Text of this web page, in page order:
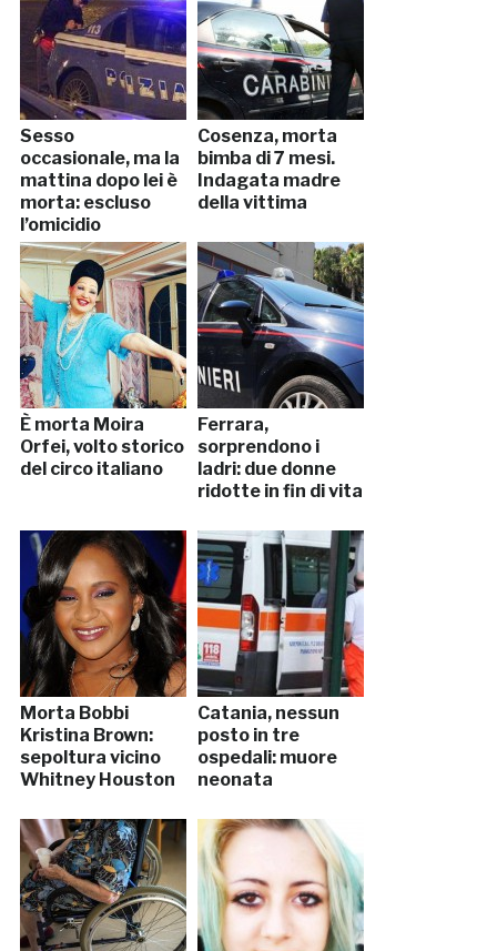
Sesso
occasionale, ma la
mattina dopo lei è
morta: escluso
l’omicidio
Cosenza, morta
bimba di 7 mesi.
Indagata madre
della vittima
È morta Moira
Orfei, volto storico
del circo italiano
Ferrara,
sorprendono i
ladri: due donne
ridotte in fin di vita
Morta Bobbi
Kristina Brown:
sepoltura vicino
Whitney Houston
Catania, nessun
posto in tre
ospedali: muore
neonata